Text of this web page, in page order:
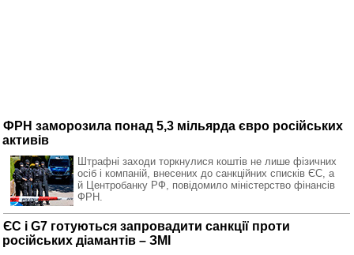
ФРН заморозила понад 5,3 мільярда євро російських
активів
Штрафні заходи торкнулися коштів не лише фізичних
осіб і компаній, внесених до санкційних списків ЄС, а
й Центробанку РФ, повідомило міністерство фінансів
ФРН.
ЄС і G7 готуються запровадити санкції проти
російських діамантів – ЗМІ